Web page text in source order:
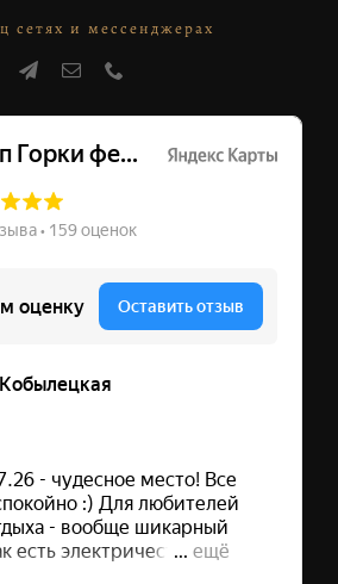
сетях и мессенджерах